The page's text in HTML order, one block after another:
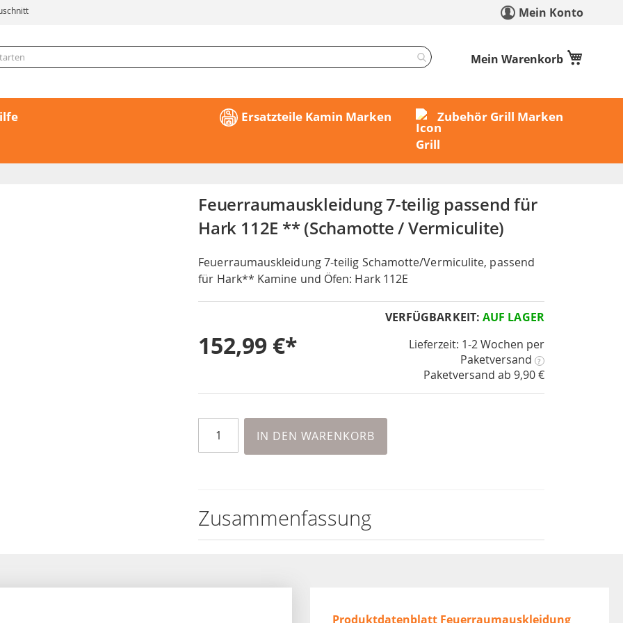
Mein Konto
Mein Warenkorb
Ersatzteile Kamin Marken Zubehör Grill Marken
Feuerraumauskleidung 7-teilig passend für
Hark 112E ** (Schamotte / Vermiculite)
Feuerraumauskleidung 7-teilig Schamotte/Vermiculite, passend
für Hark** Kamine und Öfen: Hark 112E
VERFÜGBARKEIT:AUF LAGER
Lieferzeit: 1-2 Wochen per
Paketversand
?
Paketversand ab 9,90 €
152,99 €
IN DEN WARENKORB
Zusammenfassung
Produktdatenblatt Feuerraumauskleidung